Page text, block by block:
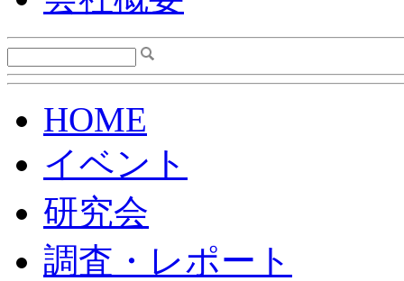
HOME
イベント
研究会
調査・レポート